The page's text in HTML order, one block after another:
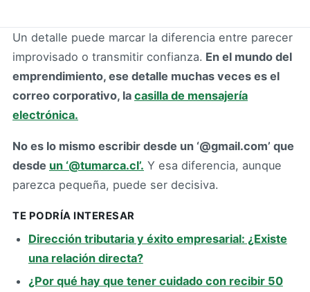
Un detalle puede marcar la diferencia entre parecer
improvisado o transmitir confianza. En el mundo del
emprendimiento, ese detalle muchas veces es el
correo corporativo, la casilla de mensajería
electrónica.
No es lo mismo escribir desde un ‘@gmail.com’ que
desde un ‘@tumarca.cl’. Y esa diferencia, aunque
parezca pequeña, puede ser decisiva.
TE PODRÍA INTERESAR
Dirección tributaria y éxito empresarial: ¿Existe
una relación directa?
¿Por qué hay que tener cuidado con recibir 50